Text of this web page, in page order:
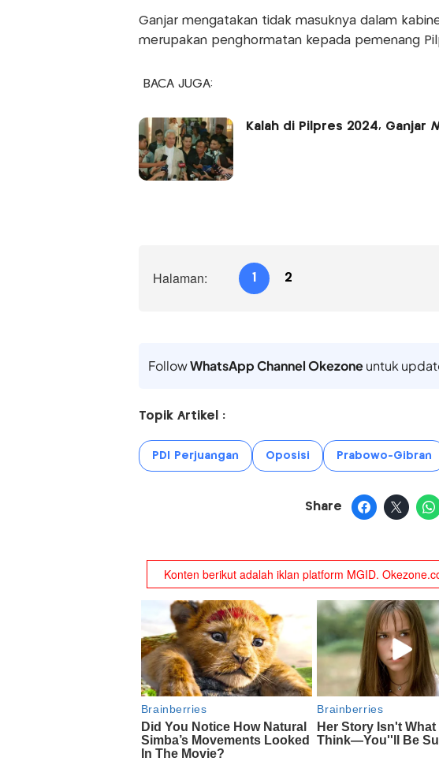
Ganjar mengatakan tidak masuknya dalam
merupakan penghormatan kepada pemenang
BACA JUGA:
Kalah di Pilpres 2024, Ganjar
Halaman: 1 2
FollowWhatsApp Channel Okezoneuntuk
Topik Artikel :
PDI Perjuangan Oposisi Prabowo-Gibran
Share